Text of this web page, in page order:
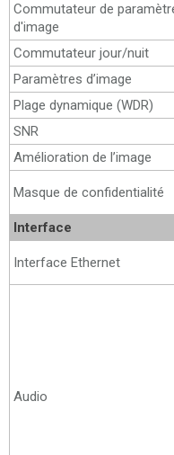
Commutateur de
d'image
Commutateur jour/nuit
Paramètres d’image
Plage dynamique (WDR)
SNR
Amélioration de l’image
Masque de confidentialité
Interface
Interface Ethernet
Audio